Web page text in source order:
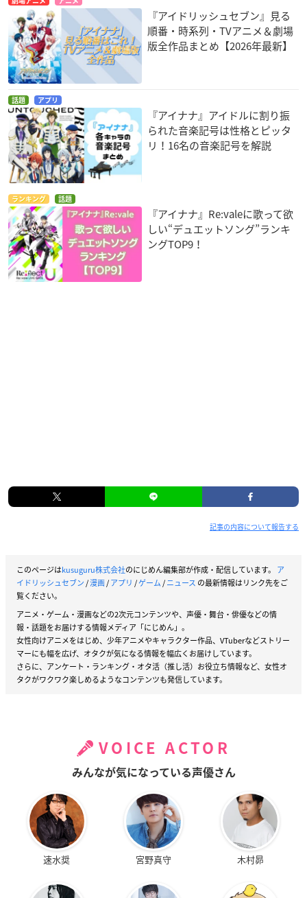
『アイドリッシュセブン』見る
順番・時系列・TVアニメ＆劇場
版全作品まとめ【2026年最新】
話題 アプリ
『アイナナ』アイドルに割り振
られた音楽記号は性格とピッタ
リ！16名の音楽記号を解説
ランキング 話題
『アイナナ』Re:valeに歌って欲
しい“デュエットソング”ランキ
ングTOP9！
記事の内容について報告する
このページはkusuguru株式会社のにじめん編集部が作成・配信しています。 ア
イドリッシュセブン/漫画/アプリ /ゲーム/ニュース の最新情報はリンク先をご
覧ください。
アニメ・ゲーム・漫画などの2次元コンテンツや、声優・舞台・俳優などの情
報・話題をお届けする情報メディア「にじめん」。
女性向けアニメをはじめ、少年アニメやキャラクター作品、VTuberなどストリー
マーにも幅を広げ、オタクが気になる情報を幅広くお届けしています。
さらに、アンケート・ランキング・オタ活（推し活）お役立ち情報など、女性オ
タクがワクワク楽しめるようなコンテンツも発信しています。
VOICE ACTOR
みんなが気になっている声優さん
速水奨 宮野真守 木村昴